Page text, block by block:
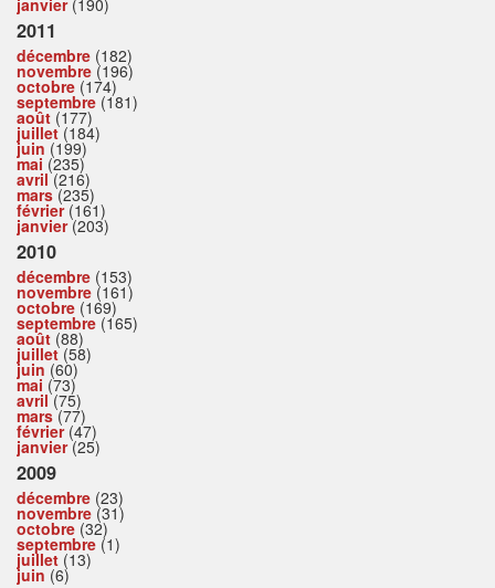
janvier(190)
2011
décembre (182)
novembre (196)
octobre (174)
septembre (181)
août (177)
juillet(184)
juin (199)
mai (235)
avril(216)
mars(235)
février(161)
janvier(203)
2010
décembre (153)
novembre (161)
octobre (169)
septembre (165)
août (88)
juillet(58)
juin (60)
mai (73)
avril(75)
mars(77)
février(47)
janvier(25)
2009
décembre (23)
novembre (31)
octobre (32)
septembre (1)
juillet (13)
juin (6)